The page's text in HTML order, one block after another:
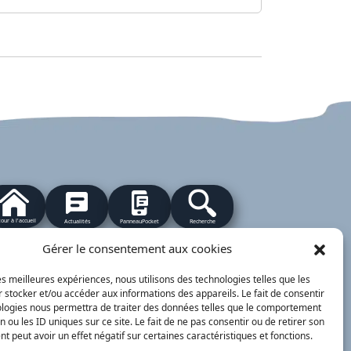
Gérer le consentement aux cookies
meilleures expériences, nous utilisons des technologies telles que les
stocker et/ou accéder aux informations des appareils. Le fait de consentir
nous permettra de traiter des données telles que le comportement
ou les ID uniques sur ce site. Le fait de ne pas consentir ou de retirer son
peut avoir un effet négatif sur certaines caractéristiques et fonctions.
à l'accueil Actualités PanneauPocket Recherche
Démarches
Public
Contacts
Mentions
légales
Plan du site
- 2023
de Presse :